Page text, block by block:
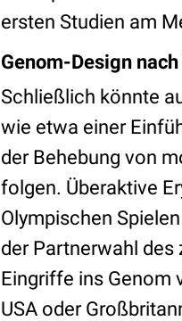
ersten Studien am
Genom-Design
Schließlich könnte
wie etwa einer
der Behebung von
folgen. Überaktive
Olympischen
der Partnerwahl des
Eingriffe ins Genom
USA oder